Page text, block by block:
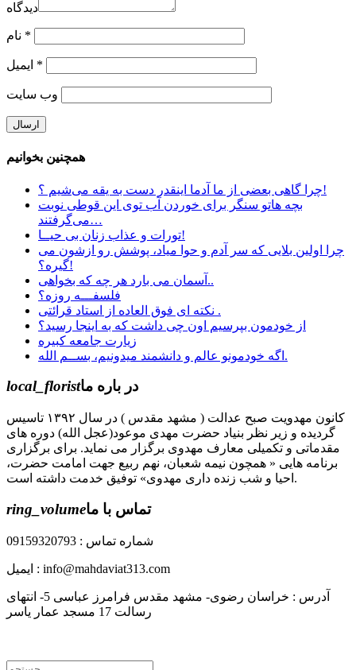
دیدگاه
*
*
وب‌ سایت
همچنین بخوانیم
چرا گاهی بعضی از ما آدما اینقدر دست به یقه می‌شیم ؟!
ﺑﭽﻪ ﻫﺎﺗﻮ ﺳﻨﮕﺮ ﺑﺮﺍﯼ ﺧﻮﺭﺩﻥ ﺁﺏ ﺗﻮﯼ ﺍﯾﻦ ﻗﻮﻃﯽ ﻧﻮﺑﺖ
ﻣﯽﮔﺮﻓﺘﻨﺪ…
تورات و عذاب زنان بی حیــا!
چرا اولین بلایی که سر آدم و حوا میاد، پوشش رو ازشون می
گیره؟!
آسمان می بارد هر چه که بخواهی..
فلسفـــه روزه؟
نکته ای فوق العاده از استاد قرائتی .
از خودمون بپرسیم اون چی داشت که به اینجا رسید؟
زيارت جامعه كبيره
اگه خودمونو عالم و دانشمند میدونیم، بســم الله.
local_floristدر باره ما
کانون مهدویت صبح عدالت ( مشهد مقدس ) در سال ۱۳۹۲ تاسیس
گردیده و زیر نظر بنیاد حضرت مهدی موعود(عجل الله) دوره های
مقدماتی و تکمیلی معارف مهدوی برگزار می نماید. برای برگزاری
برنامه هایی « همچون نیمه شعبان، نهم ربیع جهت امامت حضرت،
احیا و شب زنده داری مهدوی» توفیق خدمت داشته است.
ring_volumeتماس با ما
شماره تماس : 09159320793
ایمیل : info@mahdaviat313.com
آدرس : خراسان رضوی- مشهد مقدس فرامرز عباسی 5- انتهای
رسالت 17 مسجد عمار یاسر